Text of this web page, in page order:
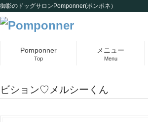
御影のドッグサロンPomponner(ポンポネ）
Pomponner
Top
メニュー
Menu
ビション♡メルシーくん